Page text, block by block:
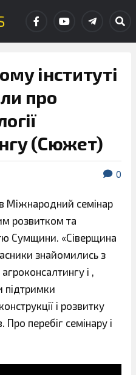
інституті
про
(Сюжет)
0
Міжнародний семінар
розвитком та
Сумщини. «Сіверщина
знайомились з
і ,
і розвитку
Про перебіг семінару і